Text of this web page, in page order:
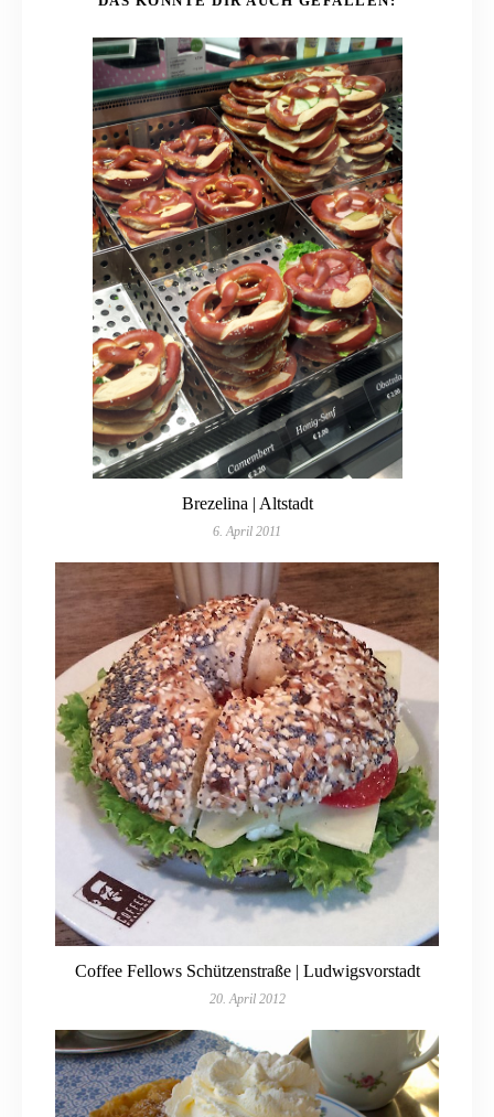
Brezelina | Altstadt
6. April 2011
Coffee Fellows Schützenstraße | Ludwigsvorstadt
20. April 2012